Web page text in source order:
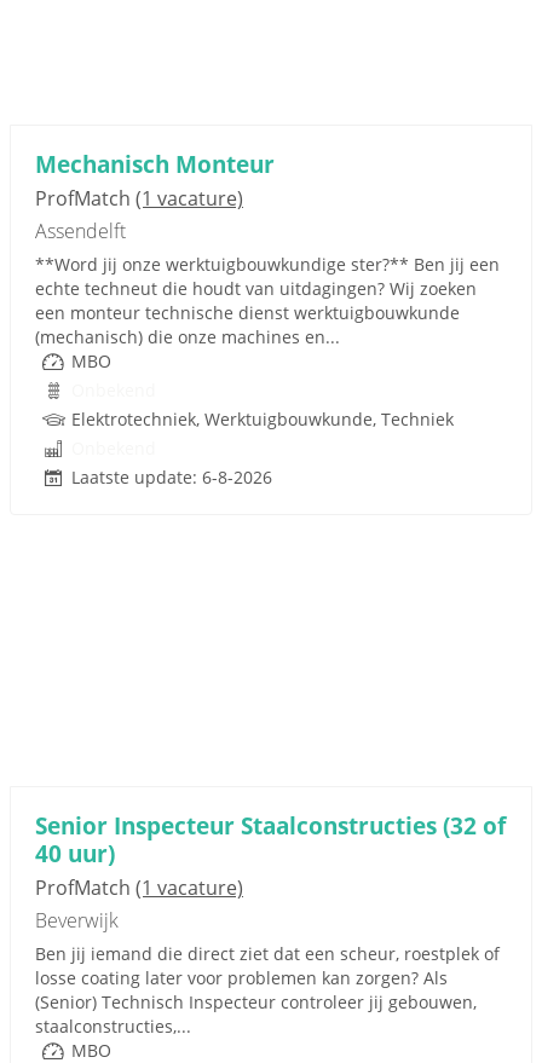
Mechanisch Monteur
ProfMatch (1 vacature)
Assendelft
**Word jij onze werktuigbouwkundige ster?** Ben jij een
echte techneut die houdt van uitdagingen? Wij zoeken
een monteur technische dienst werktuigbouwkunde
(mechanisch) die onze machines en...
MBO
Elektrotechniek, Werktuigbouwkunde, Techniek
Laatste update: 6-8-2026
Senior Inspecteur Staalconstructies (32 of
40 uur)
ProfMatch (1 vacature)
Beverwijk
Ben jij iemand die direct ziet dat een scheur, roestplek of
losse coating later voor problemen kan zorgen? Als
(Senior) Technisch Inspecteur controleer jij gebouwen,
staalconstructies,...
MBO